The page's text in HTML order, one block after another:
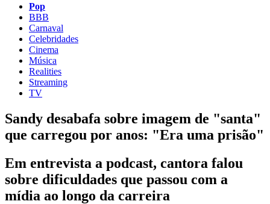
Pop
BBB
Carnaval
Celebridades
Cinema
Música
Realities
Streaming
TV
Sandy desabafa sobre imagem de "santa"
que carregou por anos: "Era uma prisão"
Em entrevista a podcast, cantora falou
sobre dificuldades que passou com a
mídia ao longo da carreira